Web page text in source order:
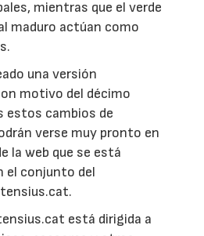
mientras que el verde
maduro actúan como
una versión
motivo del décimo
estos cambios de
verse muy pronto en
la web que se está
el conjunto del
está dirigida a